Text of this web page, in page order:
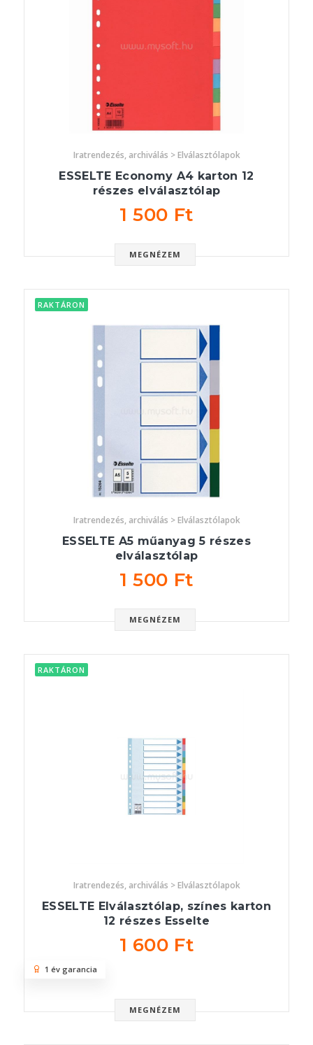
Iratrendezés, archiválás > Elválasztólapok
ESSELTE Economy A4 karton 12
részes elválasztólap
1 500 Ft
MEGNÉZEM
RAKTÁRON
Iratrendezés, archiválás > Elválasztólapok
ESSELTE A5 műanyag 5 részes
elválasztólap
1 500 Ft
MEGNÉZEM
RAKTÁRON
Iratrendezés, archiválás > Elválasztólapok
ESSELTE Elválasztólap, színes karton
12 részes Esselte
1 600 Ft
MEGNÉZEM
1 év garancia